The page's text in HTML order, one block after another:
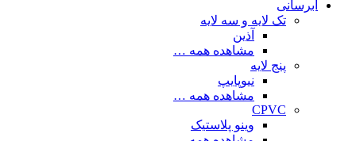
آبرسانی
تک لایه و سه لایه
آذین
مشاهده همه …
پنج لایه
نیوپایپ
مشاهده همه …
CPVC
وینو پلاستیک